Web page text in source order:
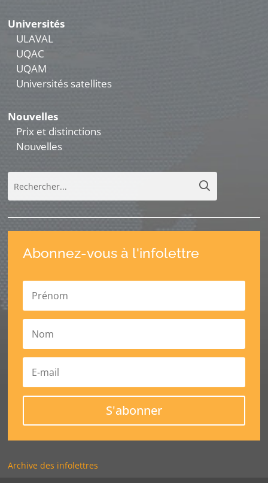
Universités
ULAVAL
UQAC
UQAM
Universités satellites
Nouvelles
Prix et distinctions
Nouvelles
Abonnez-vous à l'infolettre
S'abonner
Archive des infolettres